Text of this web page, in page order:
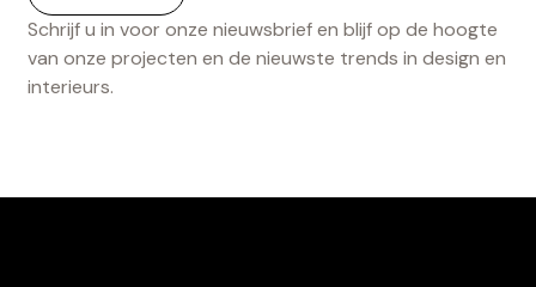
Schrijf u in voor onze nieuwsbrief en blijf op de hoogte
van onze projecten en de nieuwste trends in design en
interieurs.